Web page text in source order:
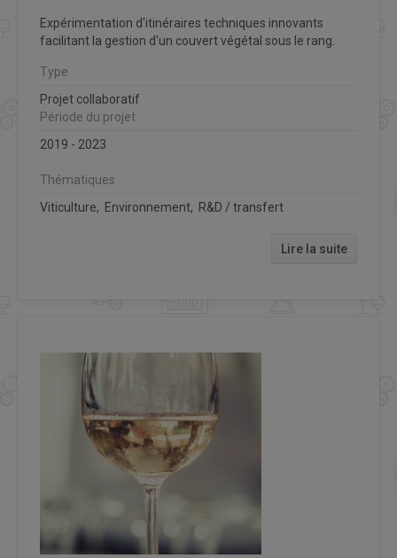
Expérimentation d'itinéraires techniques innovants
facilitant la gestion d'un couvert végétal sous le rang.
Type
Projet collaboratif
Période du projet
2019 - 2023
Thématiques
Viticulture, Environnement, R&D / transfert
Lire la suite